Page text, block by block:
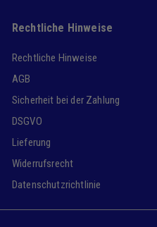
Rechtliche Hinweise
Rechtliche Hinweise
AGB
Sicherheit bei der Zahlung
DSGVO
Lieferung
Widerrufsrecht
Datenschutzrichtlinie